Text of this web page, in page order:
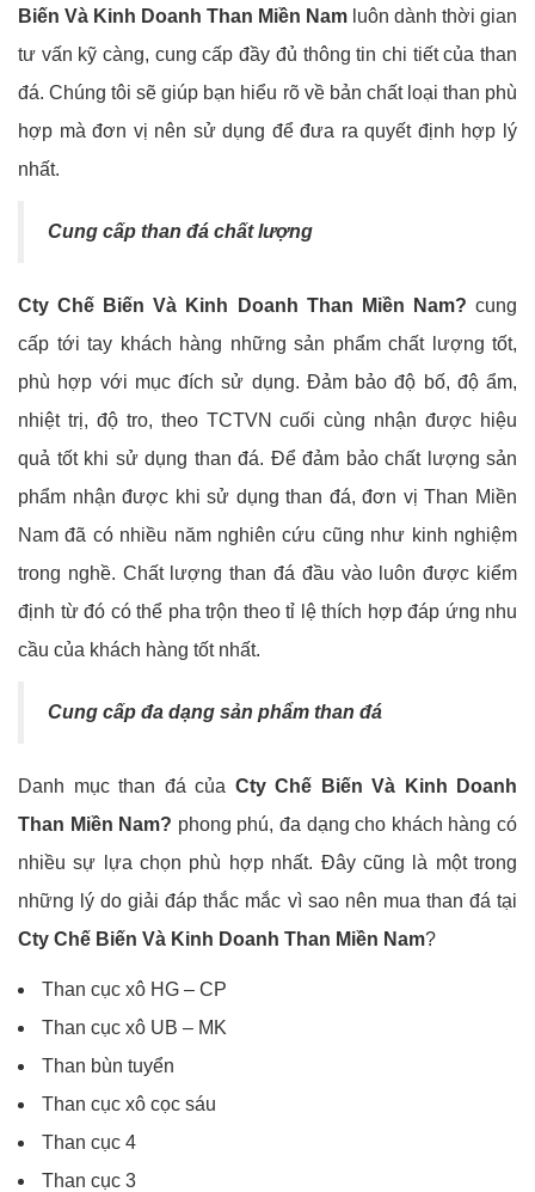
Biến Và Kinh Doanh Than Miền Nam luôn dành thời gian
tư vấn kỹ càng, cung cấp đầy đủ thông tin chi tiết của than
đá. Chúng tôi sẽ giúp bạn hiểu rõ về bản chất loại than phù
hợp mà đơn vị nên sử dụng để đưa ra quyết định hợp lý
nhất.
Cung cấp than đá chất lượng
Cty Chế Biến Và Kinh Doanh Than Miền Nam? cung
cấp tới tay khách hàng những sản phẩm chất lượng tốt,
phù hợp với mục đích sử dụng. Đảm bảo độ bố, độ ẩm,
nhiệt trị, độ tro, theo TCTVN cuối cùng nhận được hiệu
quả tốt khi sử dụng than đá. Để đảm bảo chất lượng sản
phẩm nhận được khi sử dụng than đá, đơn vị Than Miền
Nam đã có nhiều năm nghiên cứu cũng như kinh nghiệm
trong nghề. Chất lượng than đá đầu vào luôn được kiểm
định từ đó có thể pha trộn theo tỉ lệ thích hợp đáp ứng nhu
cầu của khách hàng tốt nhất.
Cung cấp đa dạng sản phẩm than đá
Danh mục than đá của Cty Chế Biến Và Kinh Doanh
Than Miền Nam? phong phú, đa dạng cho khách hàng có
nhiều sự lựa chọn phù hợp nhất. Đây cũng là một trong
những lý do giải đáp thắc mắc vì sao nên mua than đá tại
Cty Chế Biến Và Kinh Doanh Than Miền Nam?
Than cục xô HG – CP
Than cục xô UB – MK
Than bùn tuyển
Than cục xô cọc sáu
Than cục 4
Than cục 3